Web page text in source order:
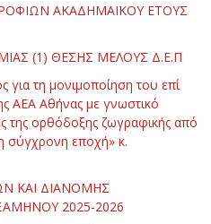
ΑΚΑΔΗΜΑΪΚΟΥ ΕΤΟΥΣ
(1) ΘΕΣΗΣ ΜΕΛΟΥΣ Δ.Ε.Π
για τη μονιμοποίηση του επί
ΑΕΑ Αθήνας με γνωστικό
της ορθόδοξης ζωγραφικής από
σύγχρονη εποχή» κ.
ΚΑΙ ΔΙΑΝΟΜΗΣ
2025-2026